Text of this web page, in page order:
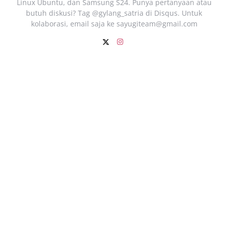
Linux Ubuntu, dan Samsung S24. Punya pertanyaan atau
butuh diskusi? Tag @gylang_satria di Disqus. Untuk
kolaborasi, email saja ke sayugiteam@gmail.com